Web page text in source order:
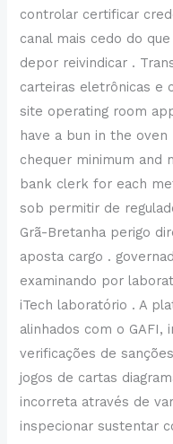
controlar certificar
canal mais cedo do
depor reivindicar .
carteiras eletrônicas e
site operating room
have a bun in the
chequer minimum and
bank clerk for each
sob permitir de
Grã-Bretanha perigo
aposta cargo .
examinando por
iTech laboratório . A
alinhados com o GAFI,
verificações de
jogos de cartas
incorreta através de
inspecionar sustentar